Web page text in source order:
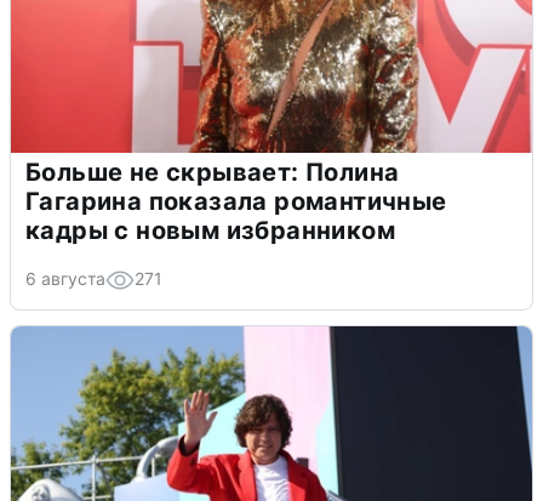
Больше не скрывает: Полина
Гагарина показала романтичные
кадры с новым избранником
6 августа 271